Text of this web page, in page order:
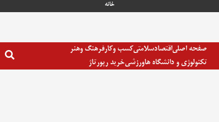
خانه
صفحه اصلیاقتصادسلامتیکسب وکارفرهنگ وهنر
تکنولوژی و دانشگاه هاورزشیخرید رپورتاژ